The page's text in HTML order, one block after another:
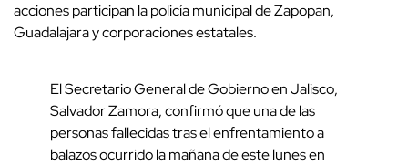
acciones participan la policía municipal de Zapopan,
Guadalajara y corporaciones estatales.
El Secretario General de Gobierno en Jalisco,
Salvador Zamora, confirmó que una de las
personas fallecidas tras el enfrentamiento a
balazos ocurrido la mañana de este lunes en